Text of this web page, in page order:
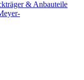
& Anbauteile